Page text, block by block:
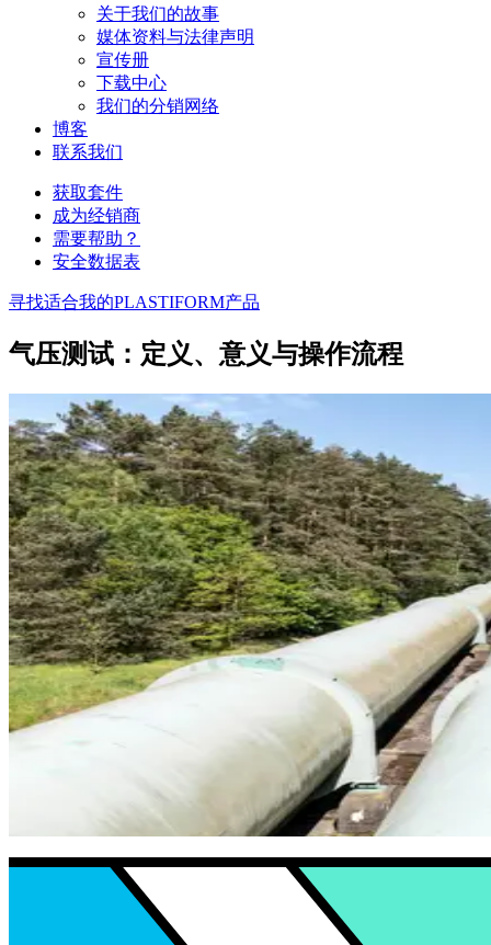
关于我们的故事
媒体资料与法律声明
宣传册
下载中心
我们的分销网络
博客
联系我们
获取套件
成为经销商
需要帮助？
安全数据表
寻找适合我的PLASTIFORM产品
气压测试：定义、意义与操作流程